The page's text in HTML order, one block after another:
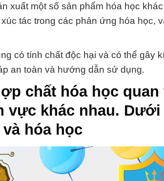
xuất một số sản phẩm hóa học
tác trong các phản ứng hóa học,
có tính chất độc hại và có thể gây
an toàn và hướng dẫn sử dụng.
chất hóa học quan
khác nhau. Dưới
hóa học